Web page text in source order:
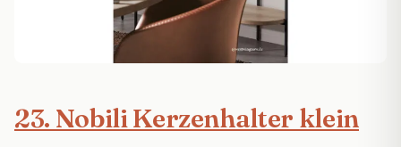
23. Nobili Kerzenhalter klein